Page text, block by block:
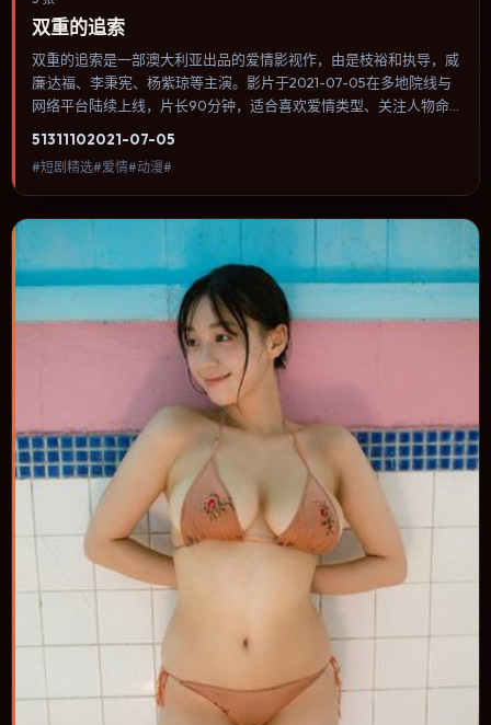
双重的追索
双重的追索是一部澳大利亚出品的爱情影视作，由是枝裕和执导，威
廉·达福、李秉宪、杨紫琼等主演。影片于2021-07-05在多地院线与
网络平台陆续上线，片长90分钟，适合喜欢爱情类型、关注人物命
奏与视听语言统一，可作为休闲观影或类型片补片的选择。
51311102021-07-05
#短剧精选#爱情#动漫#